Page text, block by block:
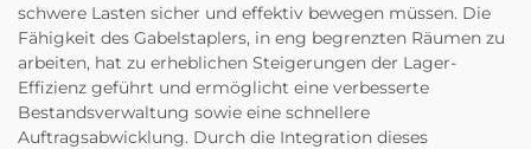
schwere Lasten sicher und effektiv bewegen müssen. Die
Fähigkeit des Gabelstaplers, in eng begrenzten Räumen zu
arbeiten, hat zu erheblichen Steigerungen der Lager-
Effizienz geführt und ermöglicht eine verbesserte
Bestandsverwaltung sowie eine schnellere
Auftragsabwicklung. Durch die Integration dieses